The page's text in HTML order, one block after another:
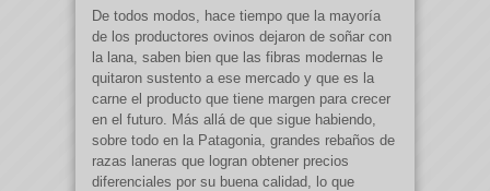
De todos modos, hace tiempo que la mayoría
de los productores ovinos dejaron de soñar con
la lana, saben bien que las fibras modernas le
quitaron sustento a ese mercado y que es la
carne el producto que tiene margen para crecer
en el futuro. Más allá de que sigue habiendo,
sobre todo en la Patagonia, grandes rebaños de
razas laneras que logran obtener precios
diferenciales por su buena calidad, lo que